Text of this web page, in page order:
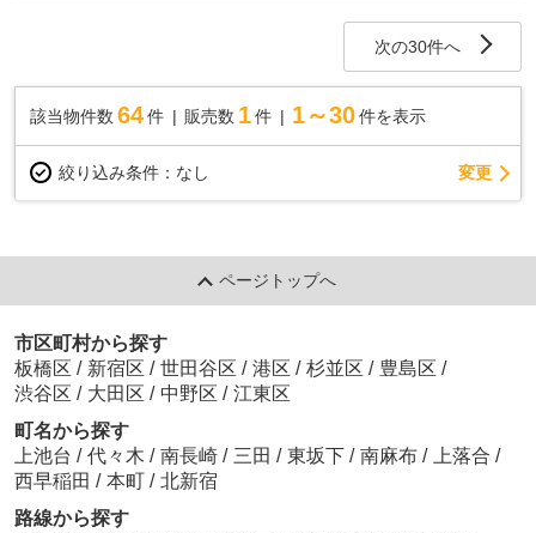
次の30件へ
該当物件数 64件 販売数 1 件 1～30 件を表示
絞り込み条件： なし 変更
ページトップへ
市区町村から探す
板橋区 / 新宿区 / 世田谷区 / 港区 / 杉並区 / 豊島区 /
渋谷区 / 大田区 / 中野区 / 江東区
町名から探す
上池台 / 代々木 / 南長崎 / 三田 / 東坂下 / 南麻布 / 上落合 /
西早稲田 / 本町 / 北新宿
路線から探す